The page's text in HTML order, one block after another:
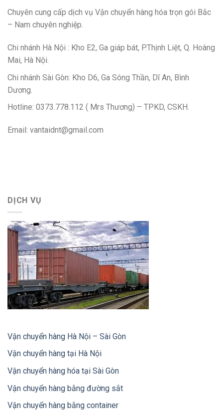
Chuyên cung cấp dịch vụ Vận chuyển hàng hóa trọn gói Bắc
– Nam chuyên nghiệp.
Chi nhánh Hà Nội : Kho E2, Ga giáp bát, P.Thịnh Liệt, Q. Hoàng
Mai, Hà Nội.
Chi nhánh Sài Gòn: Kho D6, Ga Sóng Thần, Dĩ An, Bình
Dương.
Hotline: 0373.778.112 ( Mrs Thương) – TPKD, CSKH.
Email: vantaidnt@gmail.com
DỊCH VỤ
Vận chuyển hàng Hà Nội – Sài Gòn
Vận chuyển hàng tại Hà Nội
Vận chuyển hàng hóa tại Sài Gòn
Vận chuyển hàng bằng đường sắt
Vận chuyển hàng bằng container